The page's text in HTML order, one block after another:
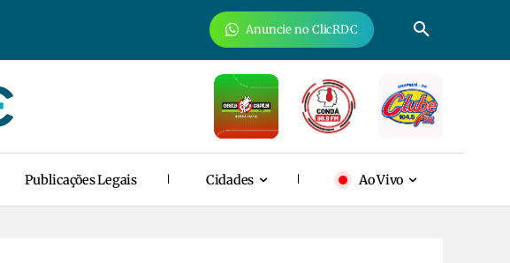
Anuncie no ClicRDC
Publicações Legais Cidades Ao Vivo